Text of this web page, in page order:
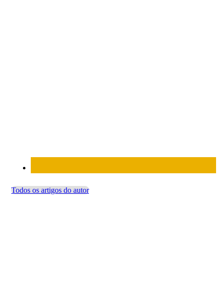
Todos os artigos do autor